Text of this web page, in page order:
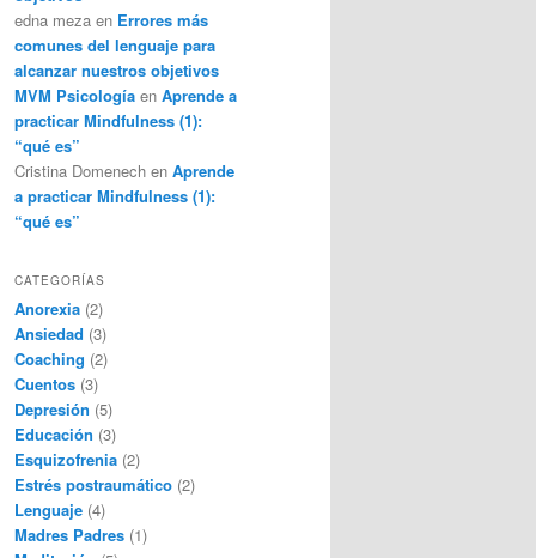
edna meza en Errores más
comunes del lenguaje para
alcanzar nuestros objetivos
MVM Psicología en Aprende a
practicar Mindfulness (1):
“qué es”
Cristina Domenech en Aprende
a practicar Mindfulness (1):
“qué es”
CATEGORÍAS
Anorexia (2)
Ansiedad (3)
Coaching (2)
Cuentos (3)
Depresión (5)
Educación (3)
Esquizofrenia (2)
Estrés postraumático (2)
Lenguaje (4)
Madres Padres (1)